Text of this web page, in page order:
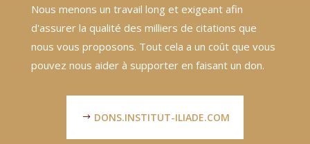
Nous menons un travail long et exigeant afin
d'assurer la qualité des milliers de citations que
nous vous proposons. Tout cela a un coût que vous
pouvez nous aider à supporter en faisant un don.
DONS.INSTITUT-ILIADE.COM